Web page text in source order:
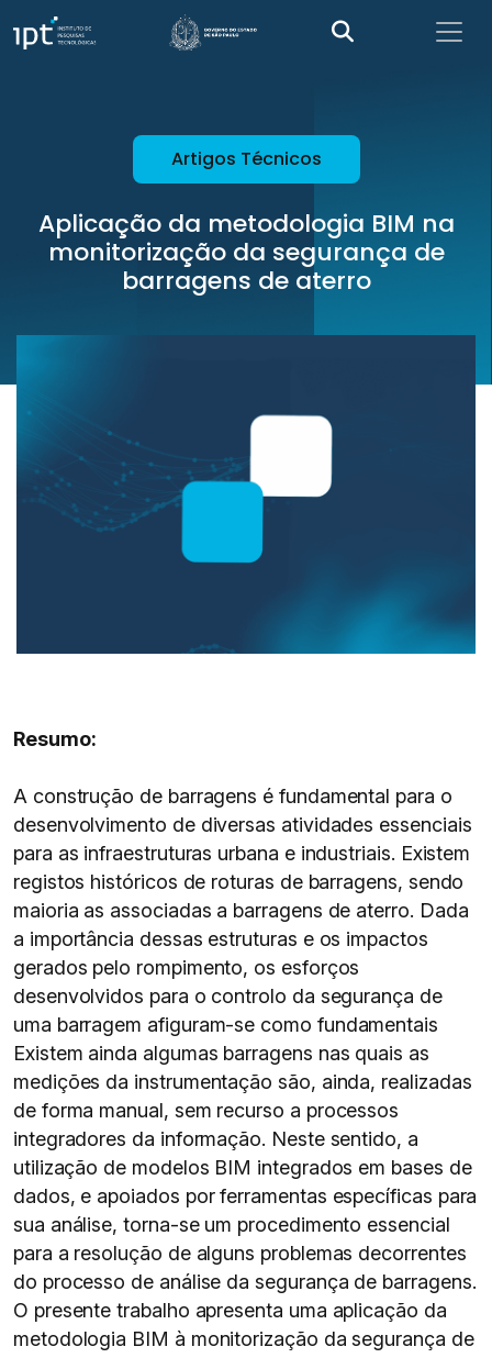
Artigos Técnicos
Aplicação da metodologia BIM na
monitorização da segurança de
barragens de aterro
Resumo:
A construção de barragens é fundamental para o
desenvolvimento de diversas atividades essenciais
para as infraestruturas urbana e industriais. Existem
registos históricos de roturas de barragens, sendo
maioria as associadas a barragens de aterro. Dada
a importância dessas estruturas e os impactos
gerados pelo rompimento, os esforços
desenvolvidos para o controlo da segurança de
uma barragem afiguram-se como fundamentais
Existem ainda algumas barragens nas quais as
medições da instrumentação são, ainda, realizadas
de forma manual, sem recurso a processos
integradores da informação. Neste sentido, a
utilização de modelos BIM integrados em bases de
dados, e apoiados por ferramentas específicas para
sua análise, torna-se um procedimento essencial
para a resolução de alguns problemas decorrentes
do processo de análise da segurança de barragens.
O presente trabalho apresenta uma aplicação da
metodologia BIM à monitorização da segurança de